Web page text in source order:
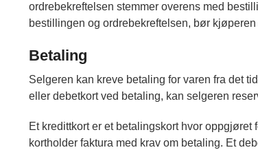
ordrebekreftelsen stemmer overens med
bestillingen og ordrebekreftelsen, bør
Betaling
Selgeren kan kreve betaling for varen fra det
eller debetkort ved betaling, kan selgeren
Et kredittkort er et betalingskort hvor
kortholder faktura med krav om betaling. Et